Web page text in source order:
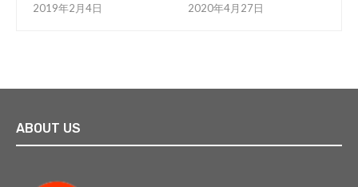
2019年2月4日 2020年4月27日
ABOUT US